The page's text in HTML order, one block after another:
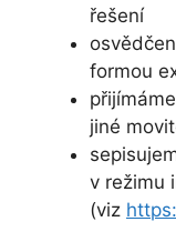
řešení
formou
jiné
v režimu
(viz